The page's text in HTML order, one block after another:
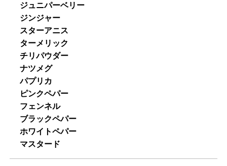
ジュニパーベリー
ジンジャー
スターアニス
ターメリック
チリパウダー
ナツメグ
パプリカ
ピンクペパー
フェンネル
ブラックペパー
ホワイトペパー
マスタード